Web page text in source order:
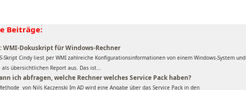
Beiträge:
WMI-Dokuskript für Windows-Rechner
Skript Cindy liest per WMI zahlreiche Konfigurationsinformationen von einem Windows-System und
übersichtlichen Report aus. Das ist...
ich abfragen, welche Rechner welches Service Pack haben?
von Nils Kaczenski Im AD wird eine Angabe über das Service Pack in den